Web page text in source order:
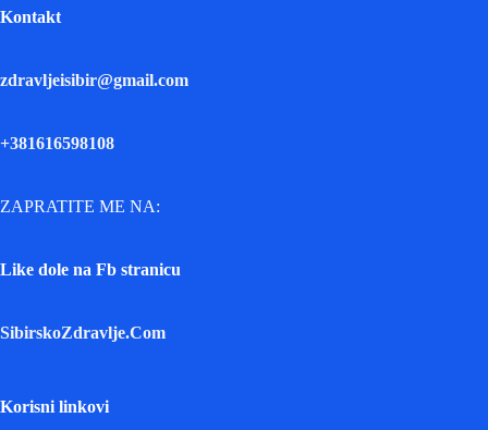
Kontakt
zdravljeisibir@gmail.com
+381616598108
ZAPRATITE ME NA:
Like dole na Fb stranicu
SibirskoZdravlje.Com
Korisni linkovi